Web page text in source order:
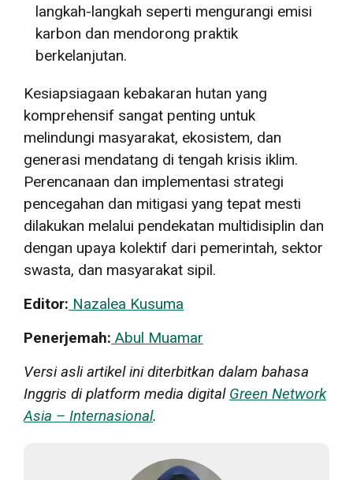
langkah-langkah seperti mengurangi emisi
karbon dan mendorong praktik
berkelanjutan.
Kesiapsiagaan kebakaran hutan yang
komprehensif sangat penting untuk
melindungi masyarakat, ekosistem, dan
generasi mendatang di tengah krisis iklim.
Perencanaan dan implementasi strategi
pencegahan dan mitigasi yang tepat mesti
dilakukan melalui pendekatan multidisiplin dan
dengan upaya kolektif dari pemerintah, sektor
swasta, dan masyarakat sipil.
Editor: Nazalea Kusuma
Penerjemah: Abul Muamar
Versi asli artikel ini diterbitkan dalam bahasa
Inggris di platform media digital Green Network
Asia – Internasional.